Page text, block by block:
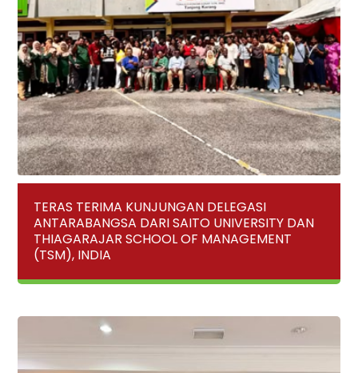
TERAS TERIMA KUNJUNGAN DELEGASI
ANTARABANGSA DARI SAITO UNIVERSITY DAN
THIAGARAJAR SCHOOL OF MANAGEMENT
(TSM), INDIA